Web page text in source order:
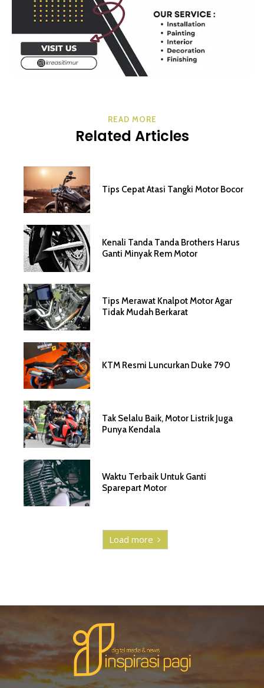
READ MORE
Related Articles
Tips Cepat Atasi Tangki Motor Bocor
Kenali Tanda Tanda Brothers Harus
Ganti Minyak Rem Motor
Tips Merawat Knalpot Motor Agar
Tidak Mudah Berkarat
KTM Resmi Luncurkan Duke 790
Tak Selalu Baik, Motor Listrik Juga
Punya Kendala
Waktu Terbaik Untuk Ganti
Sparepart Motor
Load more